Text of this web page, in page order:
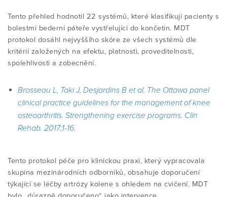
Tento přehled hodnotil 22 systémů, které klasifikují pacienty s
bolestmi bederní páteře vystřelující do končetin. MDT
protokol dosáhl nejvyššího skóre ze všech systémů dle
kritérií založených na efektu, platnosti, proveditelnosti,
spolehlivosti a zobecnění.
Brosseau L, Taki J, Desjardins B et al. The Ottawa panel
clinical practice guidelines for the management of knee
osteoarthritis. Strengthening exercise programs. Clin
Rehab. 2017;1-16.
Tento protokol péče pro klinickou praxi, který vypracovala
skupina mezinárodních odborníků, obsahuje doporučení
týkající se léčby artrózy kolene s ohledem na cvičení. MDT